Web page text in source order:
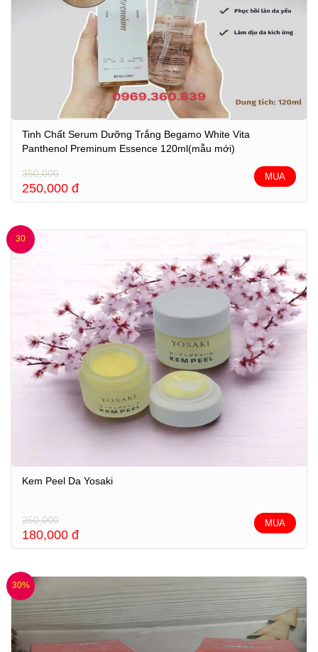
Tinh Chất Serum Dưỡng Trắng Begamo White Vita
Panthenol Preminum Essence 120ml(mẫu mới)
350,000
250,000 đ
MUA
30
Kem Peel Da Yosaki
250,000
180,000 đ
MUA
30%